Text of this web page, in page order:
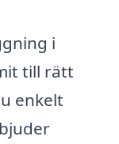
i
till rätt
enkelt